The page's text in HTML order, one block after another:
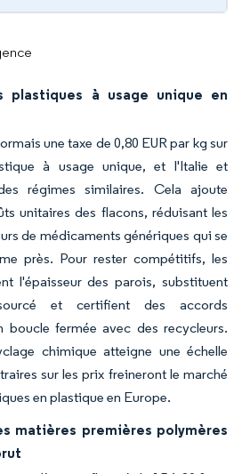
plastiques à usage unique en
une taxe de 0,80 EUR par kg sur
à usage unique, et l'Italie et
régimes similaires. Cela ajoute
unitaires des flacons, réduisant les
de médicaments génériques qui se
près. Pour rester compétitifs, les
l'épaisseur des parois, substituent
et certifient des accords
boucle fermée avec des recycleurs.
chimique atteigne une échelle
sur les prix freineront le marché
en plastique en Europe.
matières premières polymères